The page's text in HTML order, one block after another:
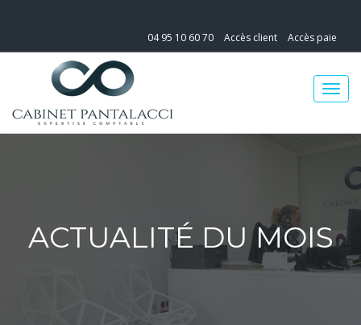
04 95 10 60 70 Accès client Accès paie
ACTUALITÉ DU MOIS